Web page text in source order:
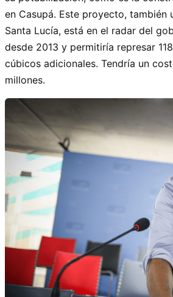
en Casupá. Este proyecto, también
Santa Lucía, está en el radar del
desde 2013 y permitiría represar
cúbicos adicionales. Tendría un
millones.